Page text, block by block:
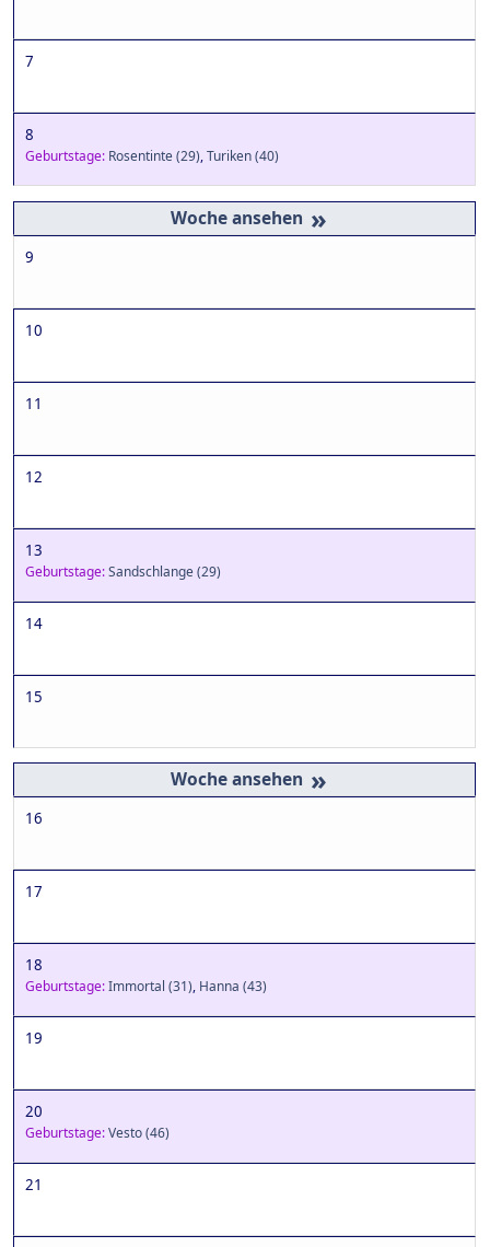
7
8
Geburtstage: Rosentinte(29),Turiken(40)
»
9
10
11
12
13
Geburtstage:Sandschlange(29)
14
15
»
16
17
18
Geburtstage:Immortal (31), Hanna (43)
19
20
Geburtstage:Vesto(46)
21